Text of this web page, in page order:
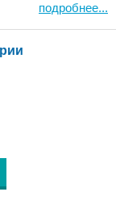
подробнее...